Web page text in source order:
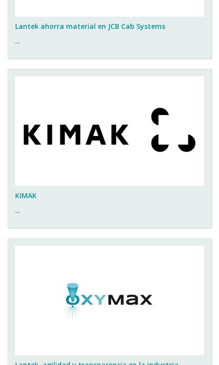
Lantek ahorra material en JCB Cab Systems
...
KIMAK
...